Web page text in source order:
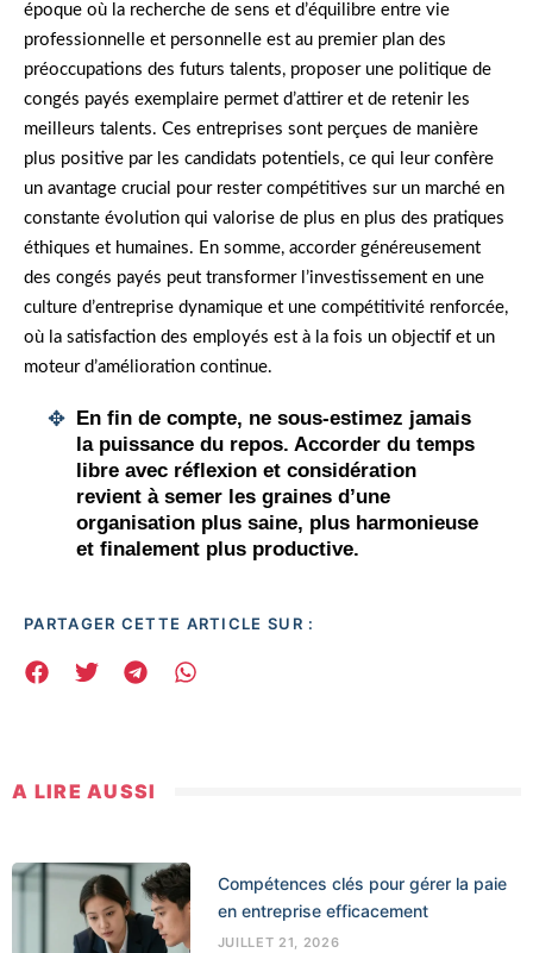
époque où la recherche de sens et d’équilibre entre vie
professionnelle et personnelle est au premier plan des
préoccupations des futurs talents, proposer une politique de
congés payés exemplaire permet d’attirer et de retenir les
meilleurs talents. Ces entreprises sont perçues de manière
plus positive par les candidats potentiels, ce qui leur confère
un avantage crucial pour rester compétitives sur un marché en
constante évolution qui valorise de plus en plus des pratiques
éthiques et humaines. En somme, accorder généreusement
des congés payés peut transformer l’investissement en une
culture d’entreprise dynamique et une compétitivité renforcée,
où la satisfaction des employés est à la fois un objectif et un
moteur d’amélioration continue.
En fin de compte, ne sous-estimez jamais
la puissance du repos. Accorder du temps
libre avec réflexion et considération
revient à semer les graines d’une
organisation plus saine, plus harmonieuse
et finalement plus productive.
PARTAGER CETTE ARTICLE SUR :
A LIRE AUSSI
Compétences clés pour gérer la paie
en entreprise efficacement
JUILLET 21, 2026